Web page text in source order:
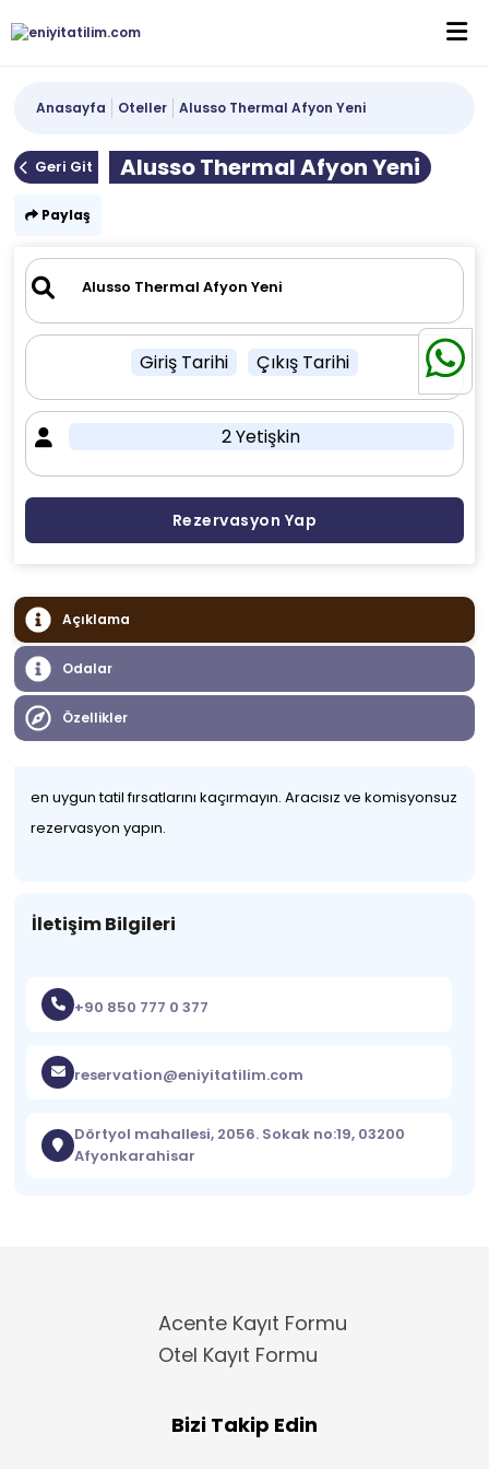
Anasayfa Oteller Alusso Thermal Afyon Yeni
Geri Git Alusso Thermal Afyon Yeni
Paylaş
Giriş Tarihi Çıkış Tarihi
2 Yetişkin
Rezervasyon Yap
Açıklama
Odalar
Özellikler
en uygun tatil fırsatlarını kaçırmayın. Aracısız ve komisyonsuz
rezervasyon yapın.
İletişim Bilgileri
+90 850 777 0 377
reservation@eniyitatilim.com
Dörtyol mahallesi, 2056. Sokak no:19, 03200
Afyonkarahisar
Acente Kayıt Formu
Otel Kayıt Formu
Bizi Takip Edin